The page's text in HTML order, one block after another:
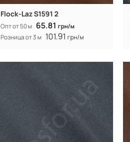
Flock-Laz S1591 2
Опт от 50 м 65.81 грн/м
Розница от 3 м 101.91 грн/м
312 гр/м
Ширина рулона: 154 (153) см